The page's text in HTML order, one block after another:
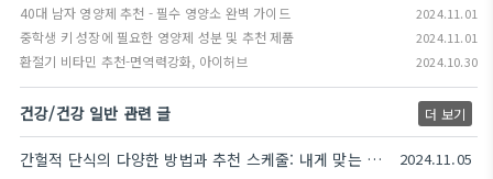
40대 남자 영양제 추천 - 필수 영양소 완벽 가이드 2024.11.01
중학생 키 성장에 필요한 영양제 성분 및 추천 제품 2024.11.01
환절기 비타민 추천-면역력강화, 아이허브 2024.10.30
건강/건강 일반 관련 글 더 보기
간헐적 단식의 다양한 방법과 추천 스케줄: 내게 맞는 방식은? 2024.11.05